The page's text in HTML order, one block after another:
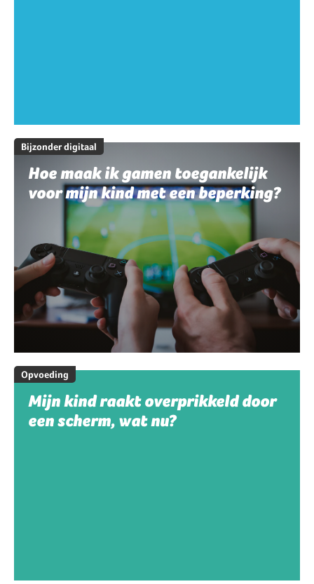
Bijzonder digitaal
Hoe maak ik gamen toegankelijk
voor mijn kind met een beperking?
Opvoeding
Mijn kind raakt overprikkeld door
een scherm, wat nu?